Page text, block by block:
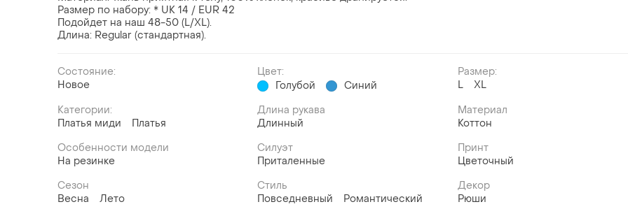
Размер по набору: * UK 14 / EUR 42
Подойдет на наш 48-50 (L/XL).
Длина: Regular (стандартная).
Состояние:
Новое
Цвет:
Голубой
Синий
Размер:
L
XL
Категории:
Платья миди
Платья
Длина рукава
Длинный
Материал
Коттон
Особенности модели
На резинке
Силуэт
Приталенные
Принт
Цветочный
Сезон
Весна
Лето
Стиль
Повседневный
Романтический
Декор
Рюши